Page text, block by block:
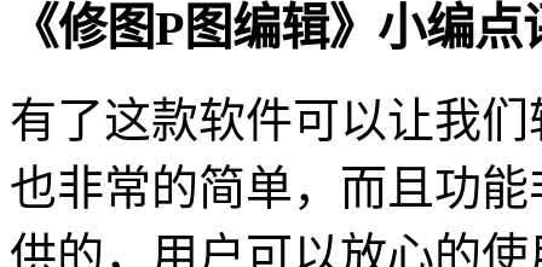
《修图P图编辑》小编点
有了这款软件可以让我
也非常的简单，而且功
供的，用户可以放心的